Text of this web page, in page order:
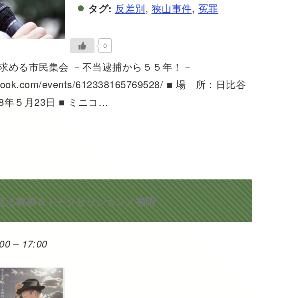
タグ: 反差別, 狭山事件, 冤罪
0
める市民集会 －不当逮捕から５５年！－
events/612338165769528/ ■ 場 所：日比谷
５月23日 ■ ミニコ…
る映画＆トークセッション／福岡
– 17:00